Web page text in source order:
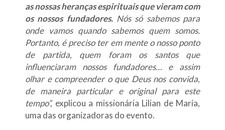
as nossas heranças espirituais que vieram com
os nossos fundadores.Nós só sabemos para
onde vamos quando sabemos quem somos.
Portanto, é preciso ter em mente o nosso ponto
de partida, quem foram os santos que
influenciaram nossos fundadores… e assim
olhar e compreender o que Deus nos convida,
de maneira particular e original para este
tempo”, explicou a missionária Lilian de Maria,
uma das organizadoras do evento.